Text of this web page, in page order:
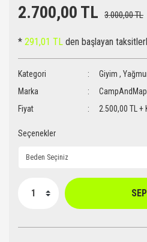
2.700,00 TL 3.000,00 TL
* 291,01 TL den başlayan
Kategori Giyim ,
Marka
CampAndMap
Fiyat
2.500,00 TL +
Seçenekler